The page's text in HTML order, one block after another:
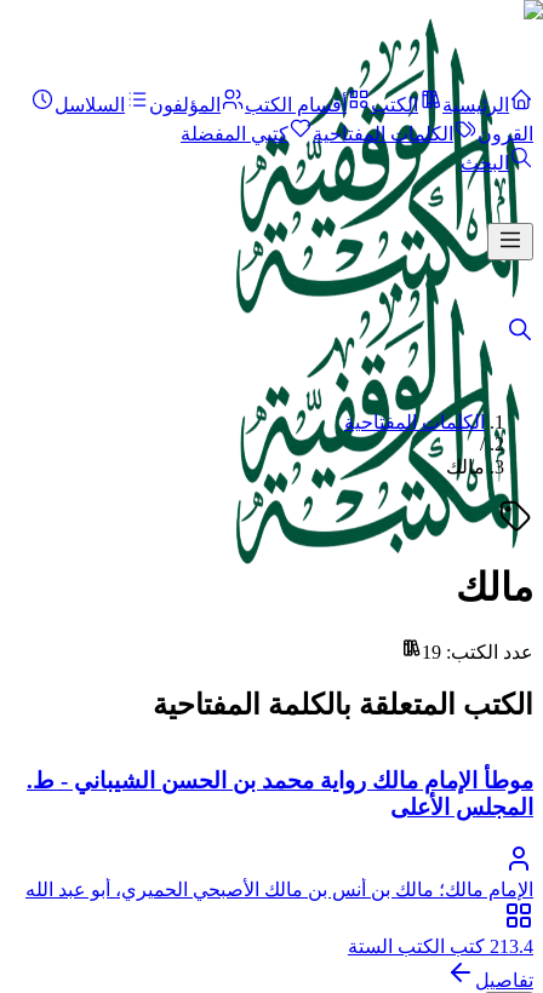
الرئيسية الكتب أقسام الكتب المؤلفون
السلاسل
القرون
الكلمات المفتاحية
كتبي المفضلة
البحث
الكلمات المفتاحية
/
مالك
مالك
عدد الكتب:
19
الكتب المتعلقة بالكلمة المفتاحية
موطأ الإمام مالك رواية محمد بن الحسن الشيباني - ط.
المجلس الأعلى
الإمام مالك؛ مالك بن أنس بن مالك الأصبحي الحميري، أبو عبد الله
213.4 كتب الكتب الستة
تفاصيل